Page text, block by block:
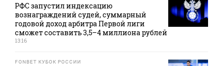
РФС запустил индексацию
вознаграждений судей, суммарный
годовой доход арбитра Первой лиги
сможет составить 3,5–4 миллиона рублей
13:16
FONBET КУБОК РОССИИ